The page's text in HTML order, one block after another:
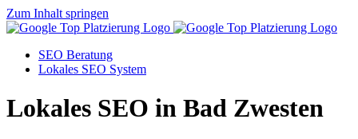
Zum Inhalt springen
SEO Beratung
Lokales SEO System
Lokales SEO in Bad Zwesten